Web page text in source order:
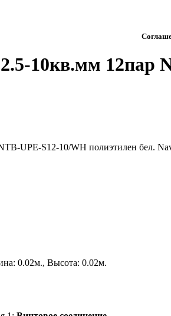
10кв.мм 12пар
0.02м., Высота: 0.02м.